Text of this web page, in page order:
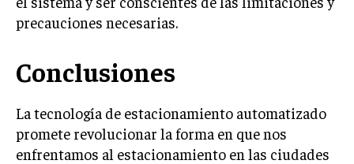
precauciones necesarias.
Conclusiones
La tecnología de estacionamiento automatizado
promete revolucionar la forma en que nos
enfrentamos al estacionamiento en las ciudades